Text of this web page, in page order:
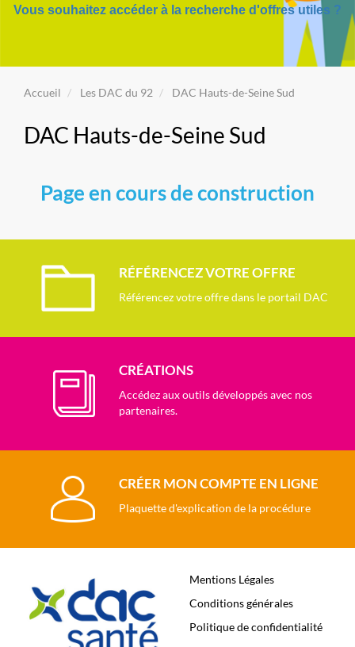
Vous souhaitez accéder à la recherche d'offres utiles ?
Accueil Les DAC du 92 DAC Hauts-de-Seine Sud
DAC Hauts-de-Seine Sud
Page en cours de construction
RÉFÉRENCEZ VOTRE OFFRE
Référencez votre offre dans le portail DAC
CRÉATIONS
Accédez aux outils développés avec nos
partenaires.
CRÉER MON COMPTE EN LIGNE
Plaquette d'explication de la procédure
Mentions Légales
Conditions générales
Politique de confidentialité